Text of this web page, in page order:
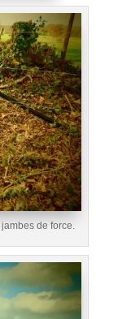
de force.